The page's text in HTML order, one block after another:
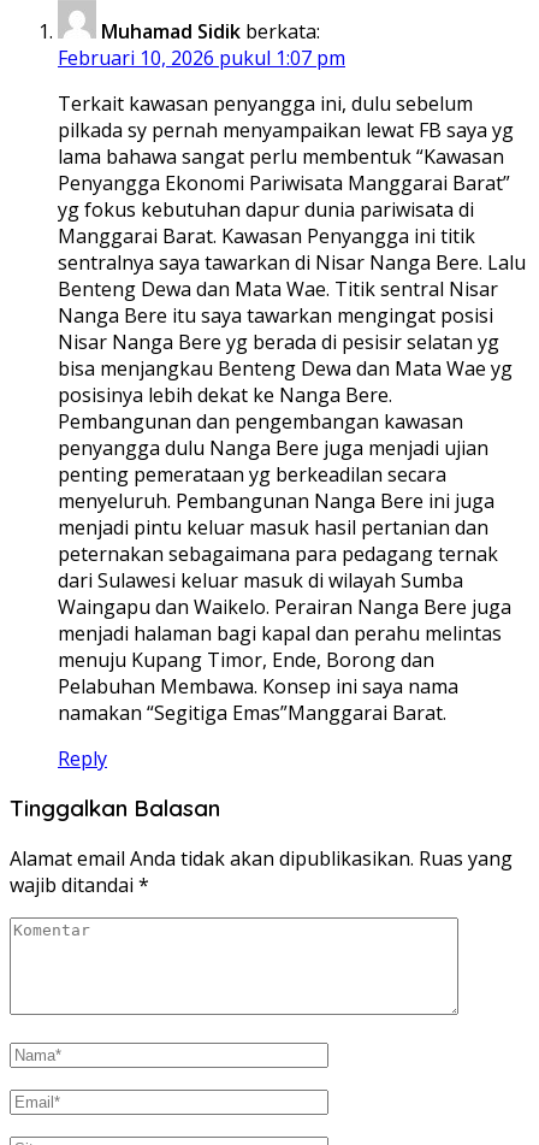
Muhamad Sidik berkata:
Februari 10, 2026 pukul 1:07 pm
Terkait kawasan penyangga ini, dulu sebelum
pilkada sy pernah menyampaikan lewat FB saya yg
lama bahawa sangat perlu membentuk “Kawasan
Penyangga Ekonomi Pariwisata Manggarai Barat”
yg fokus kebutuhan dapur dunia pariwisata di
Manggarai Barat. Kawasan Penyangga ini titik
sentralnya saya tawarkan di Nisar Nanga Bere. Lalu
Benteng Dewa dan Mata Wae. Titik sentral Nisar
Nanga Bere itu saya tawarkan mengingat posisi
Nisar Nanga Bere yg berada di pesisir selatan yg
bisa menjangkau Benteng Dewa dan Mata Wae yg
posisinya lebih dekat ke Nanga Bere.
Pembangunan dan pengembangan kawasan
penyangga dulu Nanga Bere juga menjadi ujian
penting pemerataan yg berkeadilan secara
menyeluruh. Pembangunan Nanga Bere ini juga
menjadi pintu keluar masuk hasil pertanian dan
peternakan sebagaimana para pedagang ternak
dari Sulawesi keluar masuk di wilayah Sumba
Waingapu dan Waikelo. Perairan Nanga Bere juga
menjadi halaman bagi kapal dan perahu melintas
menuju Kupang Timor, Ende, Borong dan
Pelabuhan Membawa. Konsep ini saya nama
namakan “Segitiga Emas”Manggarai Barat.
Reply
Tinggalkan Balasan
Alamat email Anda tidak akan dipublikasikan. Ruas yang
wajib ditandai *